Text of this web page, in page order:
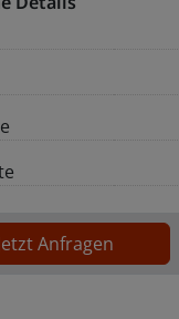
Anfragen